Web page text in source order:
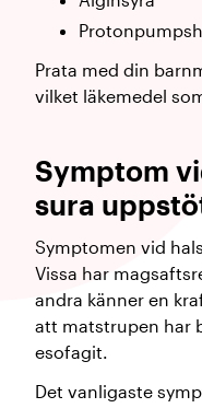
Prata med din
vilket läkemedel
Symptom
sura
Symptomen vid
Vissa har
andra känner en
att matstrupen har
esofagit.
Det vanligaste